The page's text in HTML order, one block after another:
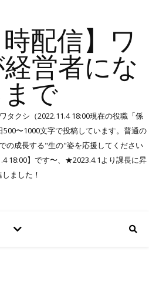
時配信】ワ
営者にな
で
タクシ（2022.11.4 18:00現在の役職「係
〜1000文字で投稿しています。普通の
の成長する"生の"姿を応援してください
18:00】です〜、★2023.4.1より課長に昇
しました！